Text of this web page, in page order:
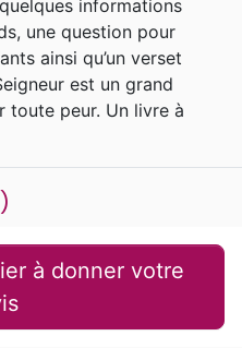
informations
une question pour
ainsi qu’un verset
est un grand
toute peur. Un livre à